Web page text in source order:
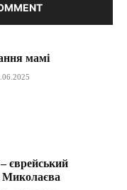
мамі
єврейський
Миколаєва